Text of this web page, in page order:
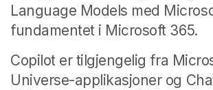
Language Models med
fundamentet i Microsoft 365.
Copilot er tilgjengelig fra
Universe-applikasjoner og